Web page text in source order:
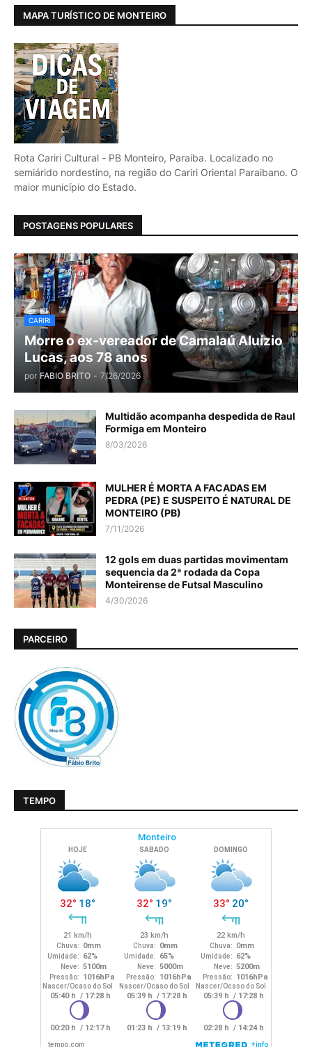
MAPA TURÍSTICO DE MONTEIRO
Rota Cariri Cultural - PB Monteiro, Paraíba. Localizado no
semiárido nordestino, na região do Cariri Oriental Paraibano. O
maior município do Estado.
POSTAGENS POPULARES
CARIRI
Morre o ex-vereador de Camalaú Aluízio
Lucas, aos 78 anos
por FABIO BRITO - 7/26/2026
Multidão acompanha despedida de Raul
Formiga em Monteiro
8/03/2026
MULHER É MORTA A FACADAS EM
PEDRA (PE) E SUSPEITO É NATURAL DE
MONTEIRO (PB)
7/11/2026
12 gols em duas partidas movimentam
sequencia da 2ª rodada da Copa
Monteirense de Futsal Masculino
4/30/2026
PARCEIRO
TEMPO